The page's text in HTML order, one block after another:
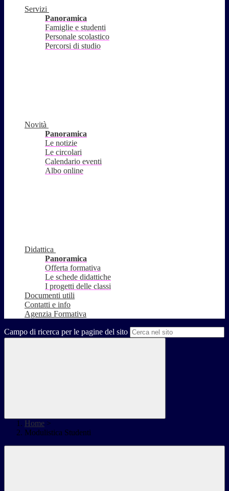
Servizi
Panoramica
Famiglie e studenti
Personale scolastico
Percorsi di studio
Novità
Panoramica
Le notizie
Le circolari
Calendario eventi
Albo online
Didattica
Panoramica
Offerta formativa
Le schede didattiche
I progetti delle classi
Documenti utili
Contatti e info
Agenzia Formativa
Campo di ricerca per le pagine del sito
Home >
Modulistica Studenti